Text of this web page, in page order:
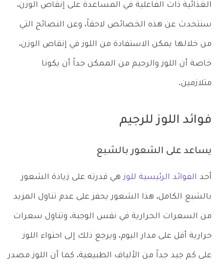
الغذائية ذات الفاعلية في المساعدة على إنقاص الوزن،
سنتحدث عن هذه الخصائص لاحقاً، وعن النصائح التي
من خلالها يمكن الاستفادة من اللوز في إنقاص الوزن،
خاصة أن اللوز والرجيم من الممكن جداً أن يكونا
متلازمين.
فوائد اللوز للرجيم
يساعد على الشعور بالشبع
أحد الفوائد الرئيسية للوزهي قدرته على زيادة الشعور
بالشبع الكامل، هذا الشعور يحفز على عدم تناول المزيد
من السعرات الحرارية في نفس الوجبة، وتناول سعرات
حرارية أقل على مدار اليوم، ويرجع ذلك إلى احتواء اللوز
على كم جيد جداً من الألياف الطبيعية، كما أن اللوز مصدر